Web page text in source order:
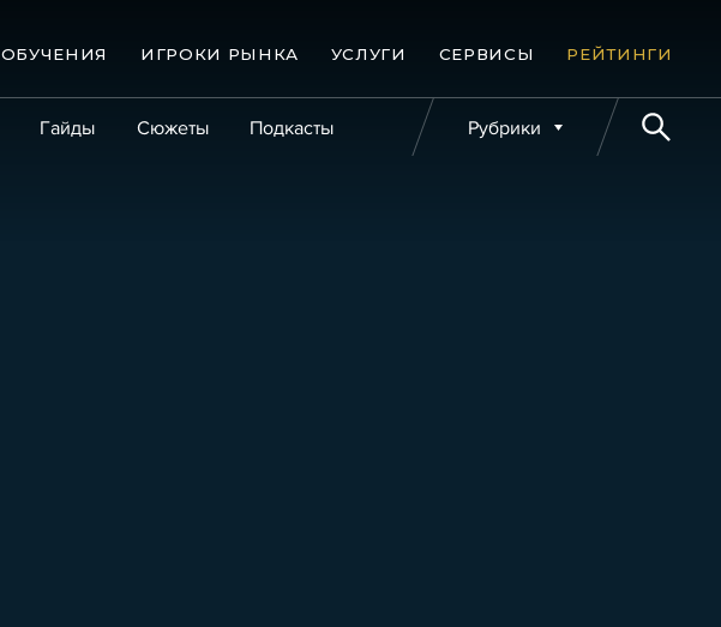
ОБУЧЕНИЯ ИГРОКИ РЫНКА УСЛУГИ СЕРВИСЫ РЕЙТИНГИ
Гайды Сюжеты Подкасты Рубрики